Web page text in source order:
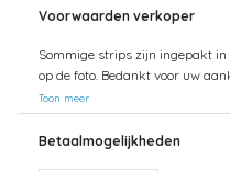
Voorwaarden verkoper
Sommige strips zijn ingepakt in
op de foto. Bedankt voor uw
Toon meer
Betaalmogelijkheden